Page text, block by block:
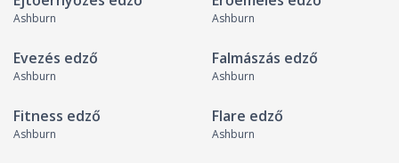
Ashburn Ashburn
Evezés edző
Ashburn
Falmászás edző
Ashburn
Fitness edző
Ashburn
Flare edző
Ashburn